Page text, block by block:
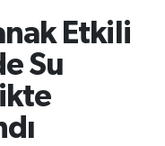
Etkili
Su